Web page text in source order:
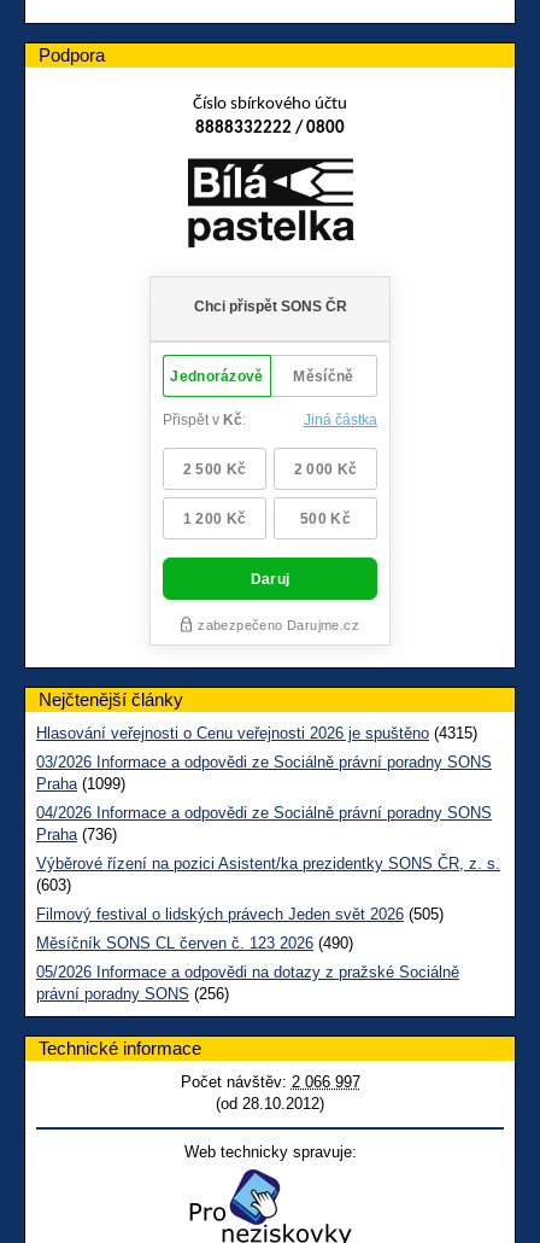
Podpora
Číslo sbírkového účtu
8888332222 / 0800
Nejčtenější články
Hlasování veřejnosti o Cenu veřejnosti 2026 je spuštěno (4315)
03/2026 Informace a odpovědi ze Sociálně právní poradny SONS
Praha(1099)
04/2026 Informace a odpovědi ze Sociálně právní poradny SONS
Praha(736)
Výběrové řízení na pozici Asistent/ka prezidentky SONS ČR, z. s.
(603)
Filmový festival o lidských právech Jeden svět 2026 (505)
Měsíčník SONS CL červen č. 123 2026 (490)
05/2026 Informace a odpovědi na dotazy z pražské Sociálně
právní poradny SONS (256)
Technické informace
Počet návštěv: 2 066 997
(od 28.10.2012)
Web technicky spravuje: